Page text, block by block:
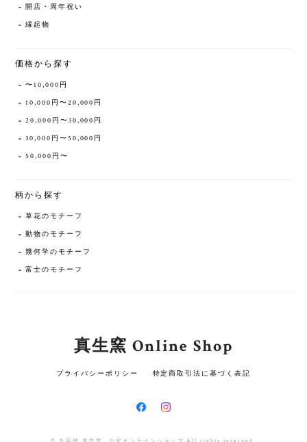
開店・周年祝い
縁起物
価格から探す
〜10,000円
10,000円〜20,000円
20,000円〜30,000円
30,000円〜50,000円
50,000円〜
柄から探す
草花のモチーフ
動物のモチーフ
幾何学のモチーフ
富士のモチーフ
真生窯 Online Shop
プライバシーポリシー 特定商取引法に基づく表記